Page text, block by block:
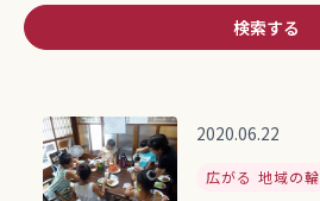
検索する
2020.06.22
広がる 地域の輪